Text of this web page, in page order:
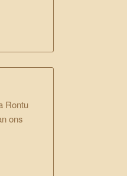
Rontu
ons